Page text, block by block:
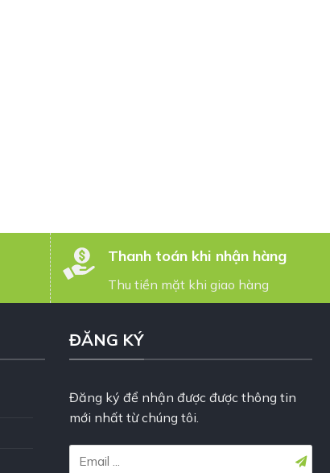
Thanh toán khi nhận hàng
Thu tiền mặt khi giao hàng
ĐĂNG KÝ
Đăng ký để nhận được được thông tin
mới nhất từ chúng tôi.